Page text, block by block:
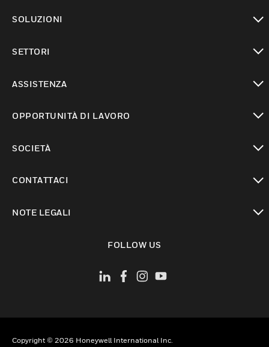
SOLUZIONI
SETTORI
ASSISTENZA
OPPORTUNITÀ DI LAVORO
SOCIETÀ
CONTATTACI
NOTE LEGALI
FOLLOW US
Copyright © 2026 Honeywell International Inc.